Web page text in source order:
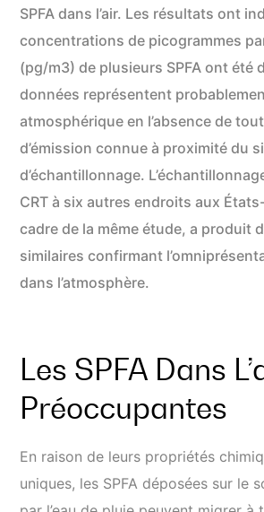
SPFA dans l’air. Les résultats ont
concentrations de picogrammes
(pg/m3) de plusieurs SPFA ont été
données représentent
atmosphérique en l’absence de
d’émission connue à proximité du
d’échantillonnage.
CRT à six autres endroits aux
cadre de la même étude, a produit
similaires confirmant
dans l’atmosphère.
Les SPFA Dans
Préoccupantes
En raison de leurs propriétés
uniques, les SPFA déposées sur le